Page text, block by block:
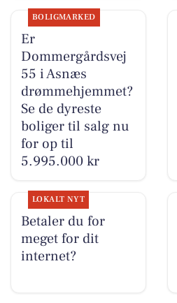
BOLIGMARKED
Er
Dommergårdsvej
55 i Asnæs
drømmehjemmet?
Se de dyreste
boliger til salg nu
for op til
5.995.000 kr
LOKALT NYT
Betaler du for
meget for dit
internet?